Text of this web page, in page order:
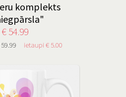
komplekts
€ 54.99
ietaupi € 5.00